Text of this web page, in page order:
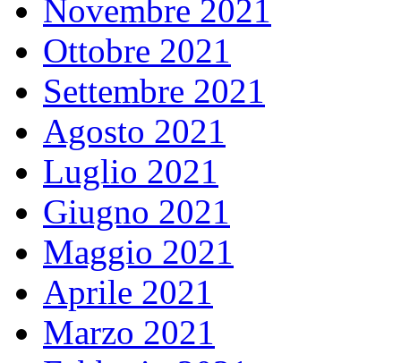
Novembre 2021
Ottobre 2021
Settembre 2021
Agosto 2021
Luglio 2021
Giugno 2021
Maggio 2021
Aprile 2021
Marzo 2021